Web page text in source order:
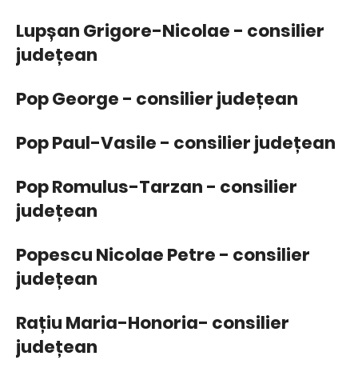
Lupșan Grigore-Nicolae - consilier
județean
Pop George - consilier județean
Pop Paul-Vasile - consilier județean
Pop Romulus-Tarzan - consilier
județean
Popescu Nicolae Petre - consilier
județean
Rațiu Maria-Honoria- consilier
județean